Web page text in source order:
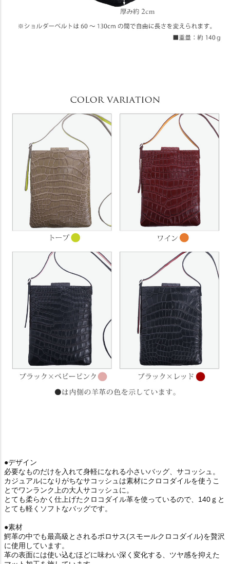
●デザイン
必要なものだけを入れて身軽になれる小さいバッグ、サコッシュ。
カジュアルになりがちなサコッシュは素材にクロコダイルを使うこ
とでワンランク上の大人サコッシュに。
とても柔らかく仕上げたクロコダイル革を使っているので、140ｇと
とても軽くソフトなバッグです。
●素材
鰐革の中でも最高級とされるポロサス(スモールクロコダイル)を贅沢
に使用しています。
革の表面には使い込むほどに味わい深く変化する、ツヤ感を抑えた